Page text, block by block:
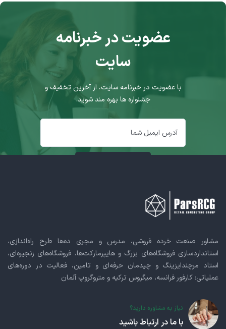
عضویت در خبرنامه
سایت
با عضویت در خبرنامه سایت، از آخرین تخفیف و
جشنواره ها بهره مند شوید.
مشاور صنعت خرده فروشی، مدرس و مجری ده‌ها طرح راه‌اندازی،
استانداردسازی فروشگاه‌های بزرگ و هایپرمارکت‌ها، فروشگاه‌های زنجیره‌ای،
استاد مرچندایزینگ و چیدمان حرفه‌ای و تامین، فعالیت در دوره‌های
عملیاتی: کارفور فرانسه، میگروس ترکیه و متروگروپ آلمان
نیاز به مشاوره دارید؟
با ما در ارتباط باشید